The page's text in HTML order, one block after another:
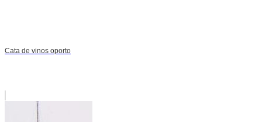
Cata de vinos oporto